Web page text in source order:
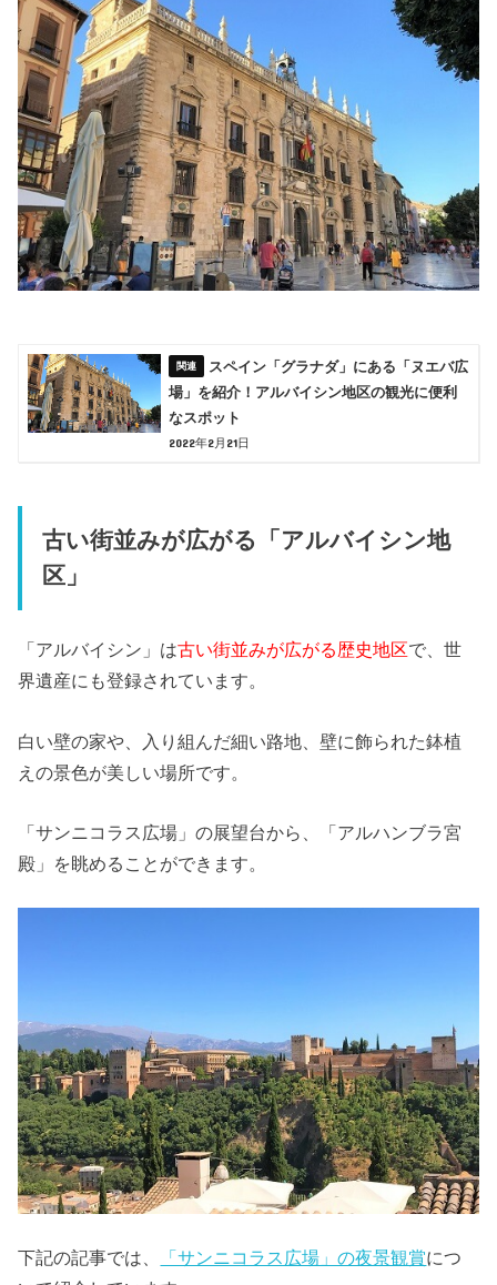
スペイン「グラナダ」にある「ヌエバ広
場」を紹介！アルバイシン地区の観光に便利
なスポット
2022年2月21日
古い街並みが広がる「アルバイシン地
区」
「アルバイシン」は古い街並みが広がる歴史地区で、世
界遺産にも登録されています。
白い壁の家や、入り組んだ細い路地、壁に飾られた鉢植
えの景色が美しい場所です。
「サンニコラス広場」の展望台から、「アルハンブラ宮
殿」を眺めることができます。
下記の記事では、 「サンニコラス広場」の夜景観賞につ